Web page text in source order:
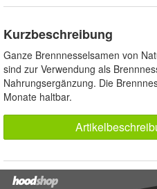
Kurzbeschreibung
Ganze Brennnesselsamen von
sind zur Verwendung als
Nahrungsergänzung. Die
Monate haltbar.